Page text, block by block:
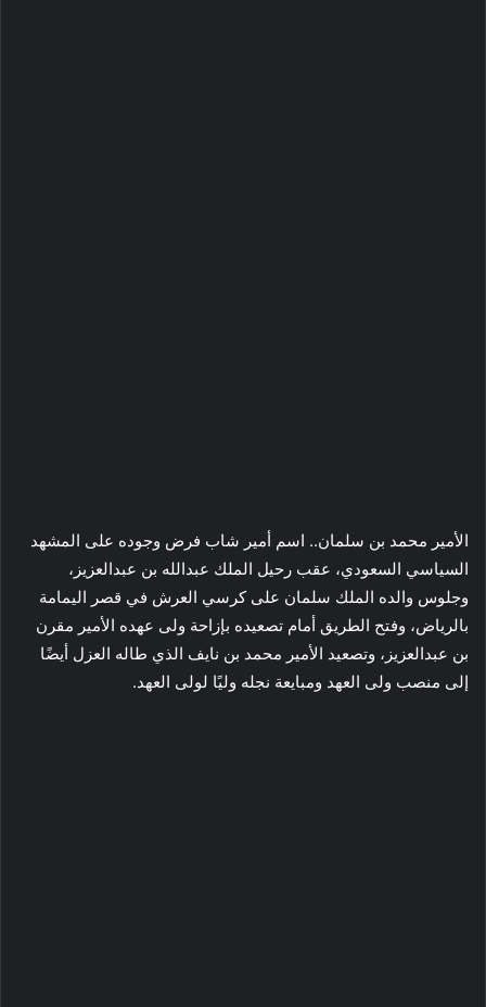
الأمير محمد بن سلمان.. اسم أمير شاب فرض وجوده على المشهد
السياسي السعودي، عقب رحيل الملك عبدالله بن عبدالعزيز،
وجلوس والده الملك سلمان على كرسي العرش في قصر اليمامة
بالرياض، وفتح الطريق أمام تصعيده بإزاحة ولى عهده الأمير مقرن
بن عبدالعزيز، وتصعيد الأمير محمد بن نايف الذي طاله العزل أيضًا
إلى منصب ولى العهد ومبايعة نجله وليًا لولى العهد.